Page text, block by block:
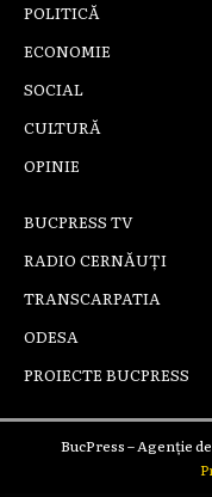
POLITICĂ
ECONOMIE
SOCIAL
CULTURĂ
OPINIE
BUCPRESS TV
RADIO CERNĂUȚI
TRANSCARPATIA
ODESA
PROIECTE BUCPRESS
BucPress – Agenție